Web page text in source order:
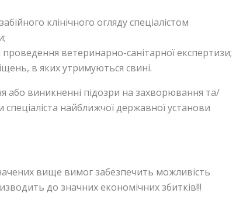
клінічного огляду спеціалістом
ветеринарно-санітарної експертизи;
в яких утримуються свині.
або виникненні підозри на захворювання та/
найближчої державної установи
вище вимог забезпечить можливість
до значних економічних збитків!!!